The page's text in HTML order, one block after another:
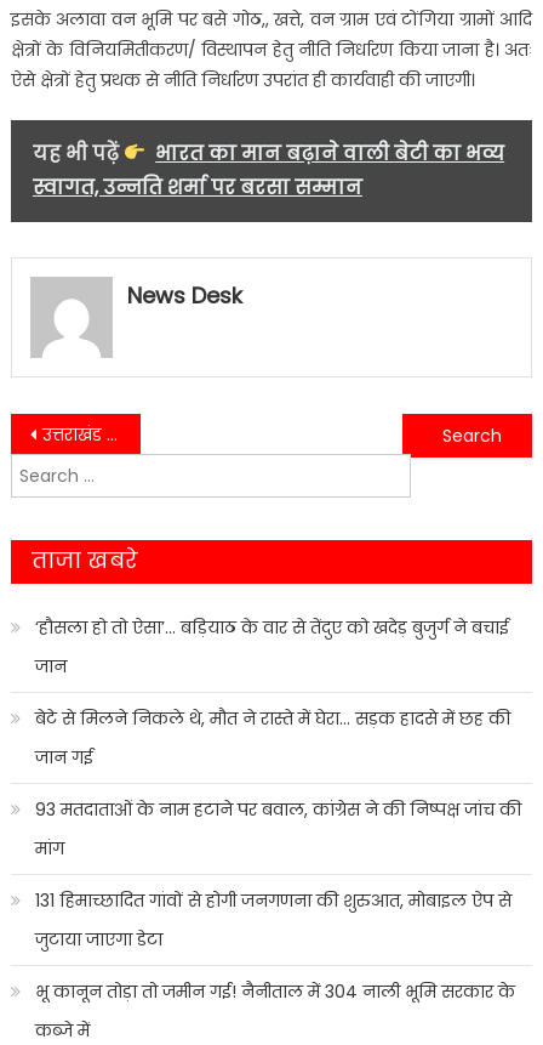
इसके अलावा वन भूमि पर बसे गोठ,, खत्ते, वन ग्राम एवं टोंगिया ग्रामों आदि
क्षेत्रों के विनियमितीकरण/ विस्थापन हेतु नीति निर्धारण किया जाना है। अतः
ऐसे क्षेत्रों हेतु प्रथक से नीति निर्धारण उपरांत ही कार्यवाही की जाएगी।
यह भी पढ़ें
भारत का मान बढ़ाने वाली बेटी का भव्य
स्वागत, उन्नति शर्मा पर बरसा सम्मान
News Desk
Post
navigation
उत्तराखंड बोर्ड का रिजल्ट जारी,बेटियों ने फिर किया कमाल……….
हाई स्कूल में 85.17 और इंटरमीडिएट में 80.98 प्रतिशत रहा कुल परीक्षाफल, रामनगर की फाइज़ा इफ्फत ने 95.2% अंक लाकर किया रामनगर का नाम रोशन….
Search
for:
ताजा खबरे
‘हौसला हो तो ऐसा’… बड़ियाठ के वार से तेंदुए को खदेड़ बुजुर्ग ने बचाई
जान
बेटे से मिलने निकले थे, मौत ने रास्ते में घेरा… सड़क हादसे में छह की
जान गई
93 मतदाताओं के नाम हटाने पर बवाल, कांग्रेस ने की निष्पक्ष जांच की
मांग
131 हिमाच्छादित गांवों से होगी जनगणना की शुरुआत, मोबाइल ऐप से
जुटाया जाएगा डेटा
भू कानून तोड़ा तो जमीन गई! नैनीताल में 304 नाली भूमि सरकार के
कब्जे में